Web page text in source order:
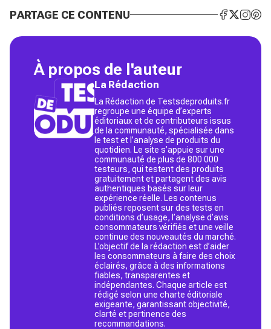
PARTAGE CE CONTENU
À propos de l'auteur
La Rédaction
La Rédaction de Testsdeproduits.fr
regroupe une équipe d’experts
éditoriaux et de contributeurs issus
de la communauté, spécialisée dans
le test et l’analyse de produits du
quotidien. Le site s’appuie sur une
communauté de plus de 800 000
testeurs, qui testent des produits
gratuitement et partagent des avis
authentiques basés sur leur
expérience réelle. Les contenus
publiés reposent sur des tests en
conditions d’usage, l’analyse d’avis
consommateurs vérifiés et une veille
continue des nouveautés du marché.
L’objectif de la rédaction est d’aider
les consommateurs à faire des choix
éclairés, grâce à des informations
fiables, transparentes et
indépendantes. Chaque article est
rédigé selon une charte éditoriale
exigeante, garantissant objectivité,
clarté et pertinence des
recommandations.